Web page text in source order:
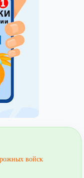
войск